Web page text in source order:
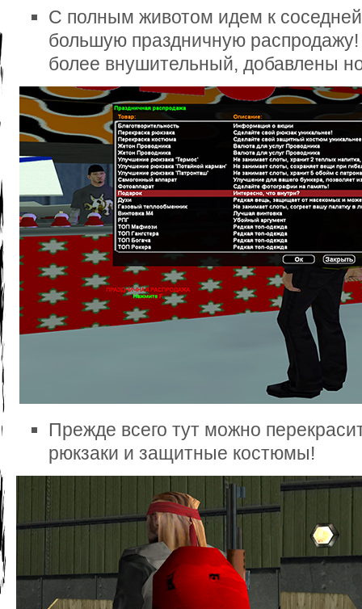
С полным животом идем к соседней
большую праздничную
более внушительный, добавлены
Прежде всего тут можно
рюкзаки и защитные костюмы!